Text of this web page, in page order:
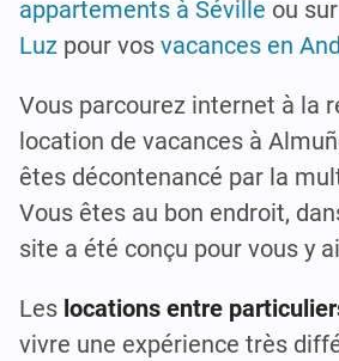
appartements à Séville ou
Luz pour vos vacances en
Vous parcourez internet à la
location de vacances à
êtes décontenancé par la
Vous êtes au bon endroit,
site a été conçu pour vous y
Les locations entre
vivre une expérience très